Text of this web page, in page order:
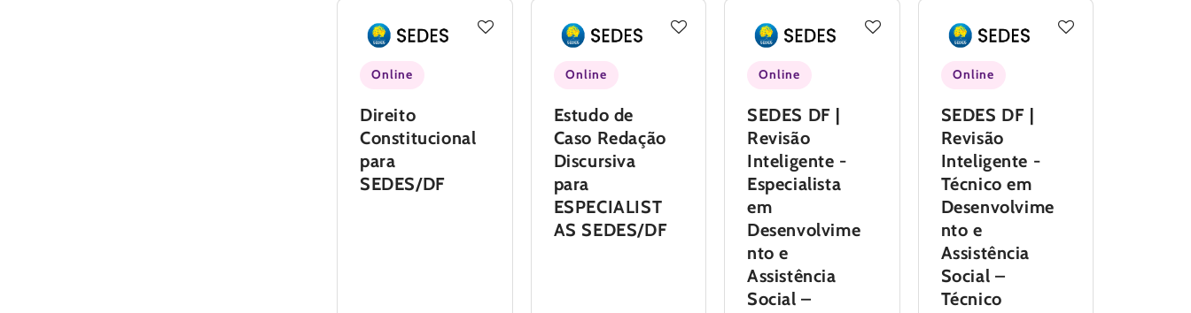
Online
Direito
Constitucional
para
SEDES/DF
Online
Estudo de
Caso Redação
Discursiva
para
ESPECIALIST
AS SEDES/DF
Online
SEDES DF |
Revisão
Inteligente -
Especialista
em
Desenvolvime
nto e
Assistência
Social –
Online
SEDES DF |
Revisão
Inteligente -
Técnico em
Desenvolvime
nto e
Assistência
Social –
Técnico